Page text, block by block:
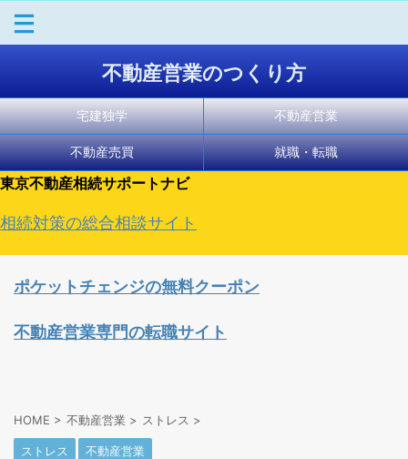
不動産営業のつくり方
宅建独学 不動産営業
不動産売買 就職・転職
東京不動産相続サポートナビ
相続対策の総合相談サイト
ポケットチェンジの無料クーポン
不動産営業専門の転職サイト
HOME > 不動産営業 > ストレス >
ストレス 不動産営業